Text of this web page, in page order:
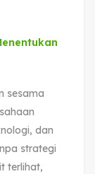
sesama
dan
strategi
terlihat,